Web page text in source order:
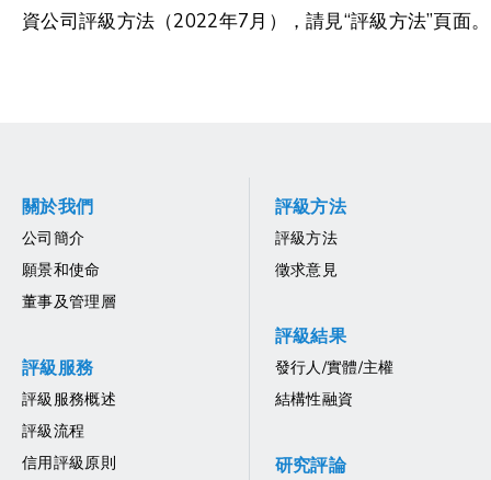
資公司評級方法（2022年7月），請見“評級方法”頁面。
關於我們
公司簡介
願景和使命
董事及管理層
評級服務
評級服務概述
評級流程
信用評級原則
評級方法
評級方法
徵求意見
評級結果
發行人/實體/主權
結構性融資
研究評論